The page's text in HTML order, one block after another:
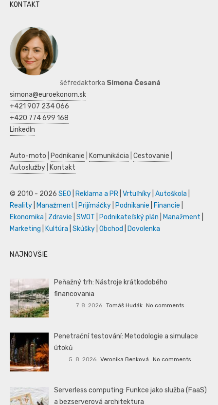
KONTAKT
šéfredaktorka Simona Česaná
simona@euroekonom.sk
+421 907 234 066
+420 774 699 168
LinkedIn
Auto-moto Podnikanie Komunikácia Cestovanie
Autoslužby
Kontakt
© 2010 - 2026 SEO Reklama a PR Vrtuľníky Autoškola
Reality
Manažment Prijímáčky Podnikanie Financie
Ekonomika
Zdravie SWOT Podnikateľský plán Manažment
Marketing
Kultúra Skúšky Obchod Dovolenka
NAJNOVŠIE
Peňažný trh: Nástroje krátkodobého
financovania
7. 8. 2026 Tomáš Hudák No comments
Penetrační testování: Metodologie a simulace
útoků
5. 8. 2026 Veronika Benková No comments
Serverless computing: Funkce jako služba (FaaS)
a bezserverová architektura